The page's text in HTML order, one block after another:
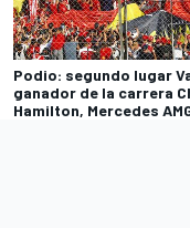
Podio: segundo lugar
ganador de la carrera
Hamilton, Mercedes